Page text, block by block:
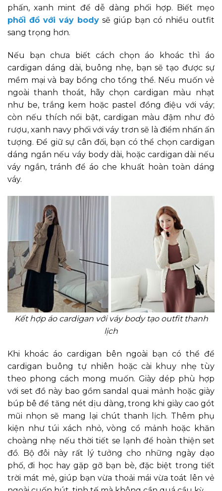
phấn, xanh mint để dễ dàng phối hợp. Biết mẹo
phối đồ với váy body sẽ giúp bạn có nhiều outfit
sang trọng hơn.
Nếu bạn chưa biết cách chọn áo khoác thì áo
cardigan dáng dài, buông nhẹ, bạn sẽ tạo được sự
mềm mại và bay bổng cho tổng thể. Nếu muốn vẻ
ngoài thanh thoát, hãy chọn cardigan màu nhạt
như be, trắng kem hoặc pastel đồng điệu với váy;
còn nếu thích nổi bật, cardigan màu đậm như đỏ
rượu, xanh navy phối với váy trơn sẽ là điểm nhấn ấn
tượng. Để giữ sự cân đối, bạn có thể chọn cardigan
dáng ngắn nếu váy body dài, hoặc cardigan dài nếu
váy ngắn, tránh để áo che khuất hoàn toàn dáng
váy.
Kết hợp áo cardigan với váy body tạo outfit thanh
lịch
Khi khoác áo cardigan bên ngoài bạn có thể để
cardigan buông tự nhiên hoặc cài khuy nhẹ tùy
theo phong cách mong muốn. Giày dép phù hợp
với set đồ này bao gồm sandal quai mảnh hoặc giày
búp bê để tăng nét dịu dàng, trong khi giày cao gót
mũi nhọn sẽ mang lại chút thanh lịch. Thêm phụ
kiện như túi xách nhỏ, vòng cổ mảnh hoặc khăn
choàng nhẹ nếu thời tiết se lạnh để hoàn thiện set
đồ. Bộ đôi này rất lý tưởng cho những ngày dạo
phố, đi học hay gặp gỡ bạn bè, đặc biệt trong tiết
trời mát mẻ, giúp bạn vừa thoải mái vừa toát lên vẻ